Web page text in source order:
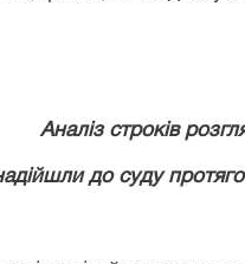
Аналіз строків
до суду